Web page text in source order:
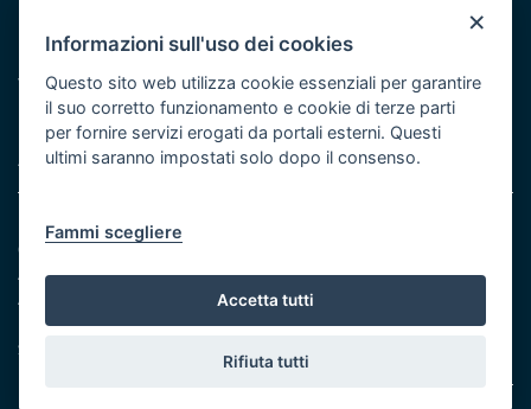
Protezione civile
Vai al sito di Protezione Civile Puglia
Iniziativa finanziata con risorse del POR Puglia 2014/2020 -
Asse XI
Note legali
Cookie e privacy
Amministrazione trasparente
Atti di notifica
Feed RSS
Servizi Intranet
×
Informazioni sull'uso dei cookies
Questo sito web utilizza cookie essenziali per garantire
il suo corretto funzionamento e cookie di terze parti
per fornire servizi erogati da portali esterni. Questi
ultimi saranno impostati solo dopo il consenso.
Fammi scegliere
Accetta tutti
Rifiuta tutti